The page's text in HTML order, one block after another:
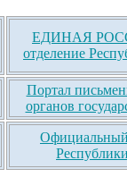
ЕДИНАЯ
отделение
Портал
органов
Официальный